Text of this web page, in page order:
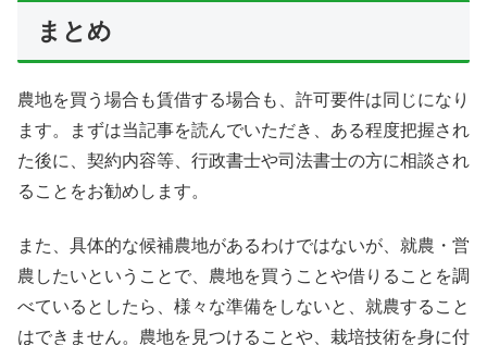
まとめ
農地を買う場合も賃借する場合も、許可要件は同じになり
ます。まずは当記事を読んでいただき、ある程度把握され
た後に、契約内容等、行政書士や司法書士の方に相談され
ることをお勧めします。
また、具体的な候補農地があるわけではないが、就農・営
農したいということで、農地を買うことや借りることを調
べているとしたら、様々な準備をしないと、就農すること
はできません。農地を見つけることや、栽培技術を身に付